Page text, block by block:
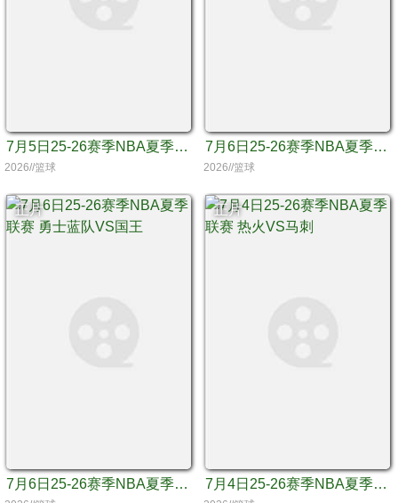
7月5日25-26赛季NBA夏季联赛 雄鹿VS勇士金队
2026//篮球
7月6日25-26赛季NBA夏季联赛 马刺VS勇士金队
2026//篮球
正片
7月6日25-26赛季NBA夏季联赛 勇士蓝队VS国王
正片
7月4日25-26赛季NBA夏季联赛 热火VS马刺